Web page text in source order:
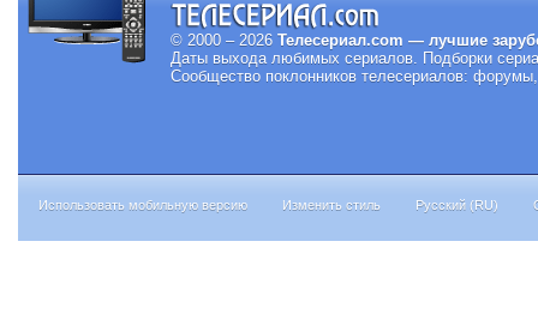
© 2000 – 2026 Телесериал.com — лучшие
Даты выхода любимых сериалов.
Подборки
Сообщество поклонников телесериалов:
Использовать мобильную версию Изменить стиль Русский (RU)